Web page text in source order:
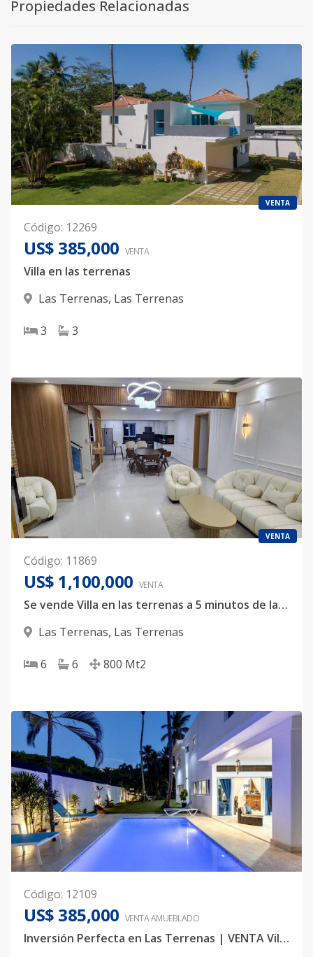
Propiedades Relacionadas
VENTA
Código: 12269
US$ 385,000 VENTA
Villa en las terrenas
Las Terrenas, Las Terrenas
3 3
VENTA
Código: 11869
US$ 1,100,000 VENTA
Se vende Villa en las terrenas a 5 minutos de la playa
Las Terrenas, Las Terrenas
6 6 800 Mt2
Código: 12109
US$ 385,000 VENTA AMUEBLADO
Inversión Perfecta en Las Terrenas | VENTA Villa con Airbnb Activo